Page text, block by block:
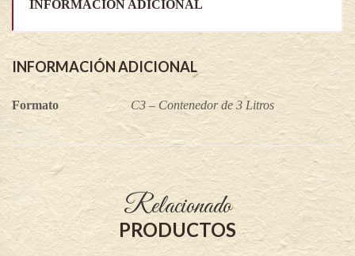
INFORMACIÓN ADICIONAL
INFORMACIÓN ADICIONAL
Formato C3 – Contenedor de 3 Litros
Relacionado
PRODUCTOS